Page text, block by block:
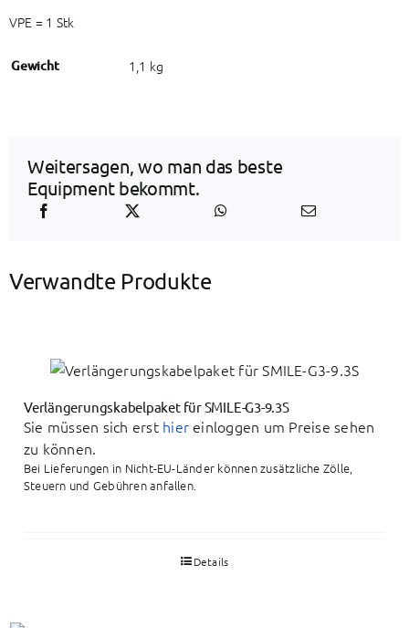
VPE = 1 Stk
Gewicht 1,1 kg
Weitersagen, wo man das beste
Equipment bekommt.
Verwandte Produkte
Verlängerungskabelpaket für SMILE-G3-9.3S
Sie müssen sich erst hier einloggen um Preise sehen
zu können.
Bei Lieferungen in Nicht-EU-Länder können zusätzliche Zölle,
Steuern und Gebühren anfallen.
Details